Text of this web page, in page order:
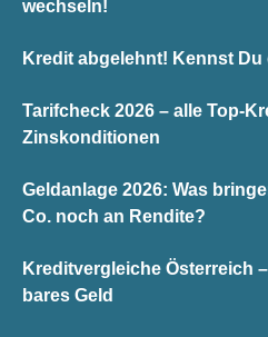
wechseln!
Kredit abgelehnt! Kennst
Tarifcheck 2026 – alle Top-
Zinskonditionen
Geldanlage 2026: Was
Co. noch an Rendite?
Kreditvergleiche Österreich
bares Geld